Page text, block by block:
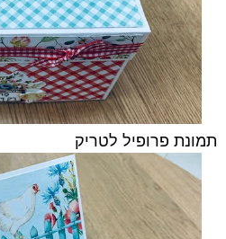
תמונת פרופיל לטריק